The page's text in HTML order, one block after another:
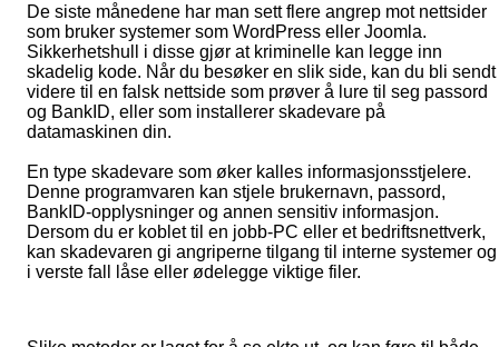
De siste månedene har man sett flere angrep mot nettsider
som bruker systemer som WordPress eller Joomla.
Sikkerhetshull i disse gjør at kriminelle kan legge inn
skadelig kode. Når du besøker en slik side, kan du bli sendt
videre til en falsk nettside som prøver å lure til seg passord
og BankID, eller som installerer skadevare på
datamaskinen din.
En type skadevare som øker kalles informasjonsstjelere.
Denne programvaren kan stjele brukernavn, passord,
BankID-opplysninger og annen sensitiv informasjon.
Dersom du er koblet til en jobb-PC eller et bedriftsnettverk,
kan skadevaren gi angriperne tilgang til interne systemer og
i verste fall låse eller ødelegge viktige filer.